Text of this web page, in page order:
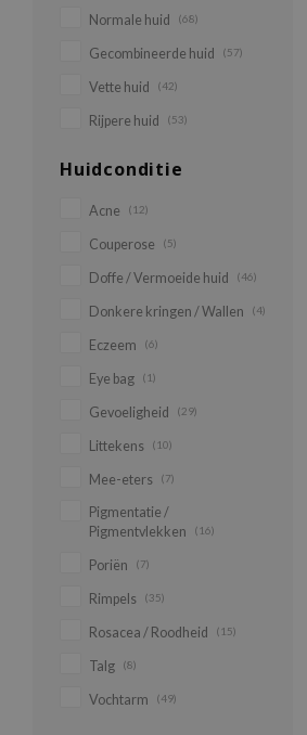
Normale huid (68)
Gecombineerde huid (57)
Vette huid (42)
Rijpere huid (53)
Huidconditie
Acne (12)
Couperose (5)
Doffe / Vermoeide huid (46)
Donkere kringen / Wallen (4)
Eczeem (6)
Eye bag (1)
Gevoeligheid (29)
Littekens (10)
Mee-eters (7)
Pigmentatie /
Pigmentvlekken
(16)
Poriën (7)
Rimpels (35)
Rosacea / Roodheid (15)
Talg (8)
Vochtarm (49)